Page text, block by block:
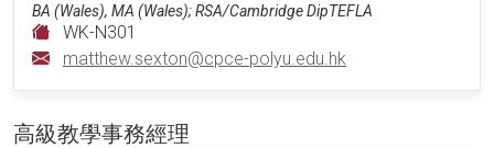
BA (Wales), MA (Wales); RSA/Cambridge DipTEFLA
WK-N301
matthew.sexton@cpce-polyu.edu.hk
高級教學事務經理